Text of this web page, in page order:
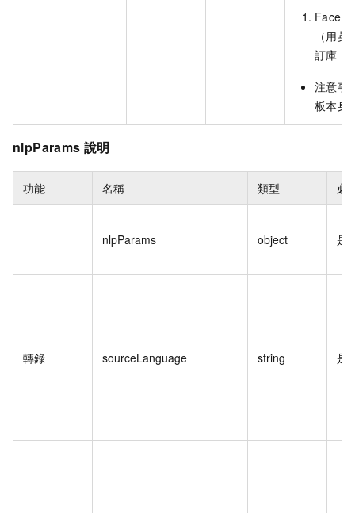
（用
訂庫
注意事
板本身
nlpParams 說明
功能 名稱 類型 必
nlpParams object 是
轉錄 sourceLanguage string 是